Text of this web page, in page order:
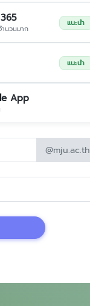
นวนมาก
แนะนำ
แนะนำ
App
@mju.ac.th